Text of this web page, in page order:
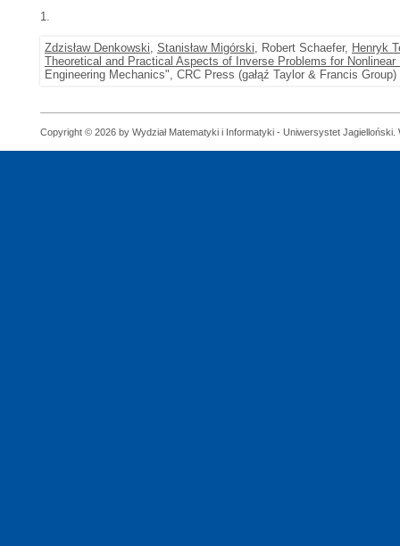
1.
Zdzisław Denkowski, Stanisław Migórski, Robert Schaefer, Henryk
Theoretical and Practical Aspects of Inverse Problems for
Engineering Mechanics", CRC Press (gałąź Taylor & Francis Group)
Copyright © 2026 by Wydział Matematyki i Informatyki - Uniwersystet